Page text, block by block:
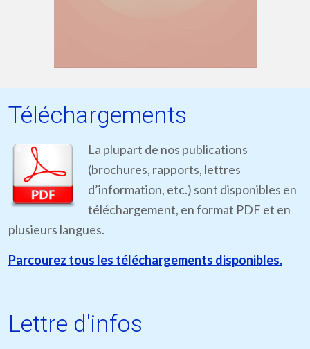
Téléchargements
La plupart de nos publications
(brochures, rapports, lettres
d’information, etc.) sont disponibles en
téléchargement, en format PDF et en
plusieurs langues.
Parcourez tous les téléchargements disponibles.
Lettre d'infos